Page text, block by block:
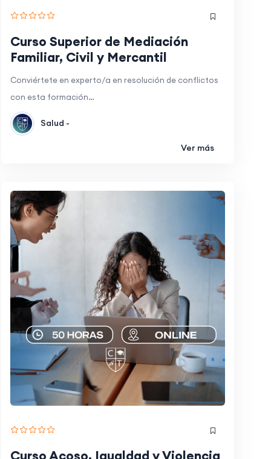
Curso Superior de Mediación
Familiar, Civil y Mercantil
Conviértete en experto/a en resolución de conflictos
con esta formación…
Salud -
Ver más
Curso Acoso, Igualdad y Violencia